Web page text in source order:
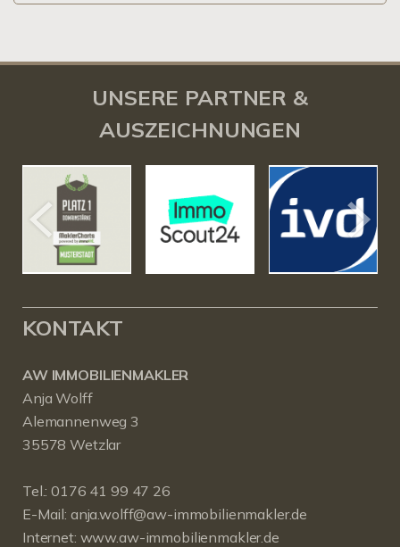
UNSERE PARTNER &
AUSZEICHNUNGEN
KONTAKT
AW IMMOBILIENMAKLER
Anja Wolff
Alemannenweg 3
35578 Wetzlar
Tel.:0176 41 99 47 26
E-Mail: anja.wolff@aw-immobilienmakler.de
Internet: www.aw-immobilienmakler.de